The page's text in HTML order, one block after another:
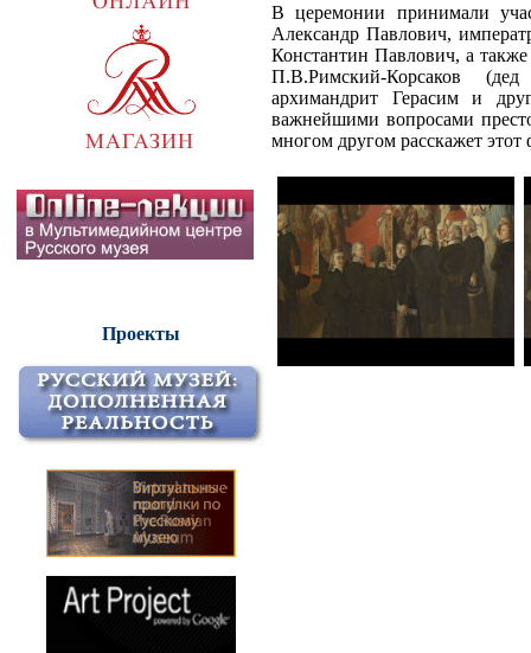
Проекты
В церемонии принимали
Александр Павлович,
Константин Павлович, а
П.В.Римский-Корсаков
архимандрит Герасим и
важнейшими вопросами
многом другом расскажет этот